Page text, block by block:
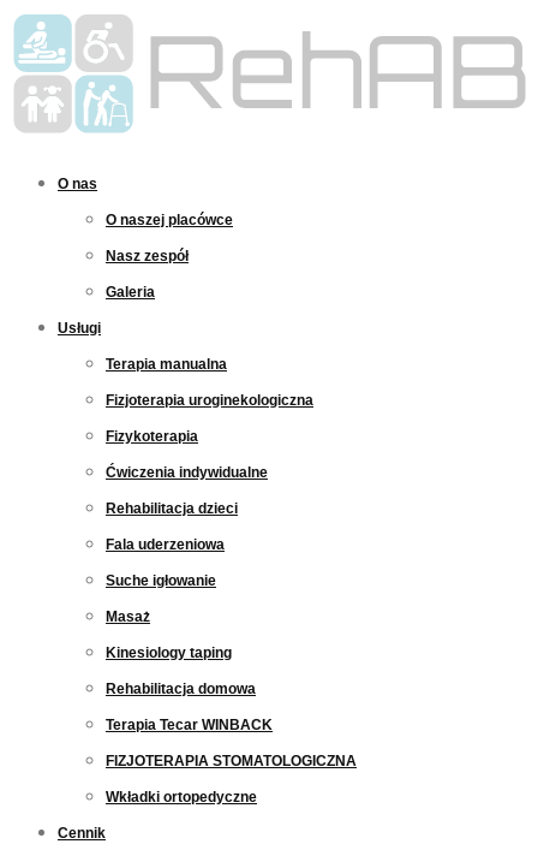
O nas
O naszej placówce
Nasz zespół
Galeria
Usługi
Terapia manualna
Fizjoterapia uroginekologiczna
Fizykoterapia
Ćwiczenia indywidualne
Rehabilitacja dzieci
Fala uderzeniowa
Suche igłowanie
Masaż
Kinesiology taping
Rehabilitacja domowa
Terapia Tecar WINBACK
FIZJOTERAPIA STOMATOLOGICZNA
Wkładki ortopedyczne
Cennik